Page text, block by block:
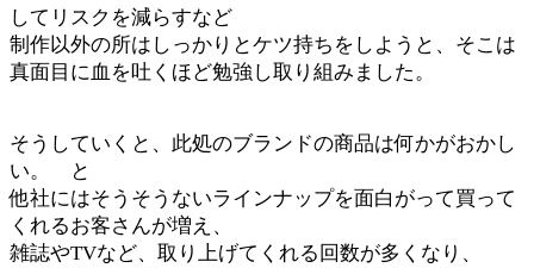
してリスクを減らすなど
制作以外の所はしっかりとケツ持ちをしようと、そこは
真面目に血を吐くほど勉強し取り組みました。
そうしていくと、此処のブランドの商品は何かがおかし
い。 と
他社にはそうそうないラインナップを面白がって買って
くれるお客さんが増え、
雑誌やTVなど、取り上げてくれる回数が多くなり、